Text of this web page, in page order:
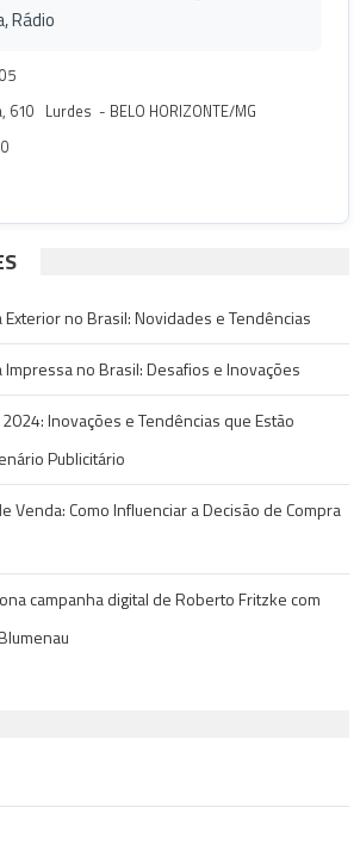
Rádio
610 Lurdes - BELO HORIZONTE/MG
Exterior no Brasil: Novidades e Tendências
Impressa no Brasil: Desafios e Inovações
Inovações e Tendências que Estão
Publicitário
Venda: Como Influenciar a Decisão de Compra
campanha digital de Roberto Fritzke com